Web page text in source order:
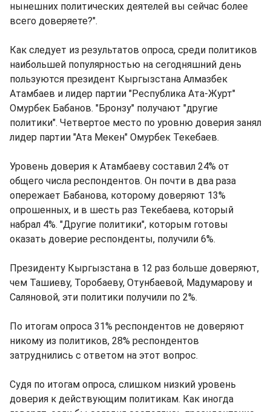
нынешних политических деятелей вы сейчас более
всего доверяете?".
Как следует из результатов опроса, среди политиков
наибольшей популярностью на сегодняшний день
пользуются президент Кыргызстана Алмазбек
Атамбаев и лидер партии "Республика Ата-Журт"
Омурбек Бабанов. "Бронзу" получают "другие
политики". Четвертое место по уровню доверия занял
лидер партии "Ата Мекен" Омурбек Текебаев.
Уровень доверия к Атамбаеву составил 24% от
общего числа респондентов. Он почти в два раза
опережает Бабанова, которому доверяют 13%
опрошенных, и в шесть раз Текебаева, который
набрал 4%. "Другие политики", которым готовы
оказать доверие респонденты, получили 6%.
Президенту Кыргызстана в 12 раз больше доверяют,
чем Ташиеву, Торобаеву, Отунбаевой, Мадумарову и
Саляновой, эти политики получили по 2%.
По итогам опроса 31% респондентов не доверяют
никому из политиков, 28% респондентов
затруднились с ответом на этот вопрос.
Судя по итогам опроса, слишком низкий уровень
доверия к действующим политикам. Как иногда